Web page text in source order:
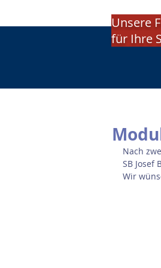
Unsere
für Ihre
Nach
SB
Wir